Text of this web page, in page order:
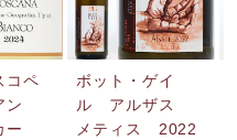
コペ
ー
ボット・ゲイ
ル アルザス
メティス 2022